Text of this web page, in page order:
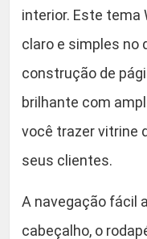
interior. Este tema
claro e simples no
construção de
brilhante com
você trazer vitrine
seus clientes.
A navegação fácil
cabeçalho, o